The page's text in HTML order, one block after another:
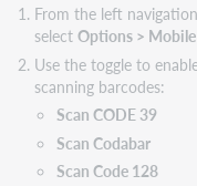
From the left
select Options >
Use the toggle to
scanning barcodes:
Scan CODE 39
Scan Codabar
Scan Code 128